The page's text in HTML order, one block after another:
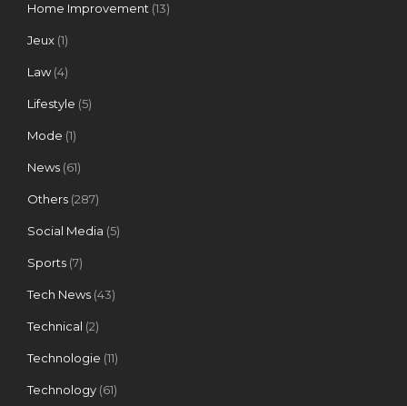
Home Improvement (13)
Jeux (1)
Law(4)
Lifestyle (5)
Mode (1)
News (61)
Others (287)
Social Media (5)
Sports (7)
Tech News (43)
Technical (2)
Technologie (11)
Technology (61)